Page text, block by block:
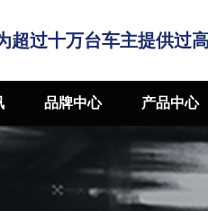
超过十万台车主提供过
品牌中心 产品中心